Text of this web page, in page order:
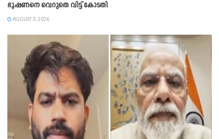
ഭൂഷണനെ വെറുതെ വിട്ട് കോടതി
AUGUST 3, 2026